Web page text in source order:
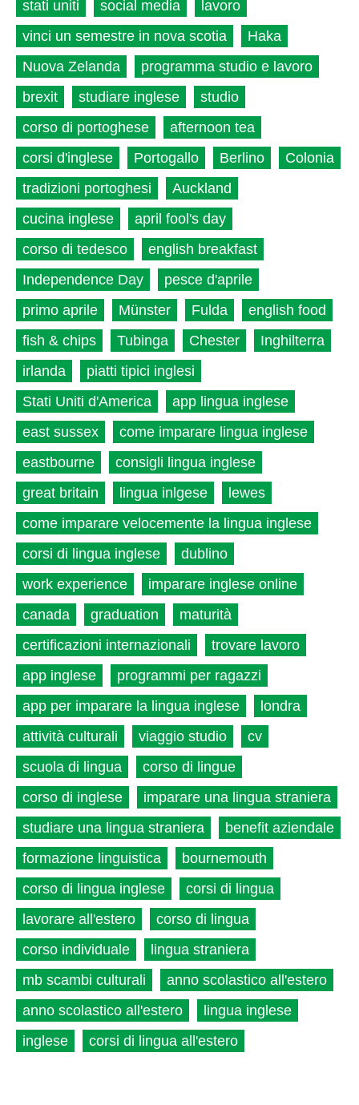
stati uniti social media
lavoro
vinci un semestre in nova scotia
Haka
Nuova Zelanda
programma studio e lavoro
brexit
studiare inglese
studio
corso di portoghese
afternoon tea
corsi d'inglese
Portogallo Berlino
Colonia
tradizioni portoghesi
Auckland
cucina inglese
april fool's day
corso di tedesco
english breakfast
Independence Day
pesce d'aprile
primo aprile
Münster Fulda
english food
fish & chips
Tubinga Chester
Inghilterra
irlanda
piatti tipici inglesi
Stati Uniti d'America
app lingua inglese
east sussex
come imparare lingua inglese
eastbourne
consigli lingua inglese
great britain
lingua inlgese
lewes
come imparare velocemente la lingua inglese
corsi di lingua inglese
dublino
work experience
imparare inglese online
canada
graduation
maturità
certificazioni internazionali
trovare lavoro
app inglese
programmi per ragazzi
app per imparare la lingua inglese
londra
attività culturali
viaggio studio
cv
scuola di lingua
corso di lingue
corso di inglese
imparare una lingua straniera
studiare una lingua straniera
benefit aziendale
formazione linguistica
bournemouth
corso di lingua inglese
corsi di lingua
lavorare all'estero
corso di lingua
corso individuale
lingua straniera
mb scambi culturali
anno scolastico all'estero
anno scolastico all'estero
lingua inglese
inglese
corsi di lingua all'estero